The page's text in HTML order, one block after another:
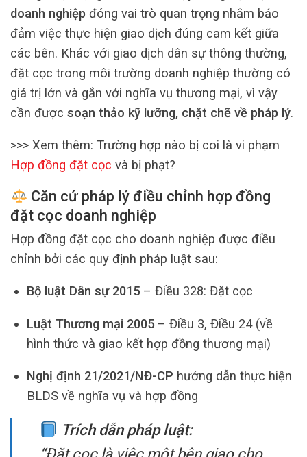
doanh nghiệp đóng vai trò quan trọng nhằm bảo
đảm việc thực hiện giao dịch đúng cam kết giữa
các bên. Khác với giao dịch dân sự thông thường,
đặt cọc trong môi trường doanh nghiệp thường có
giá trị lớn và gắn với nghĩa vụ thương mại, vì vậy
cần được soạn thảo kỹ lưỡng, chặt chẽ về pháp lý.
>>> Xem thêm: Trường hợp nào bị coi là vi phạm
Hợp đồng đặt cọc và bị phạt?
Căn cứ pháp lý điều chỉnh hợp đồng
đặt cọc doanh nghiệp
Hợp đồng đặt cọc cho doanh nghiệp được điều
chỉnh bởi các quy định pháp luật sau:
Bộ luật Dân sự 2015– Điều 328: Đặt cọc
Luật Thương mại 2005– Điều 3, Điều 24 (về
hình thức và giao kết hợp đồng thương mại)
Nghị định 21/2021/NĐ-CP hướng dẫn thực hiện
BLDS về nghĩa vụ và hợp đồng
Trích dẫn pháp luật: